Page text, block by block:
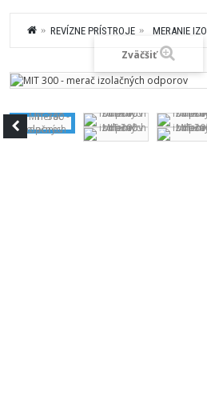
REVÍZNE PRÍSTROJE MERANIE
Zväčšiť